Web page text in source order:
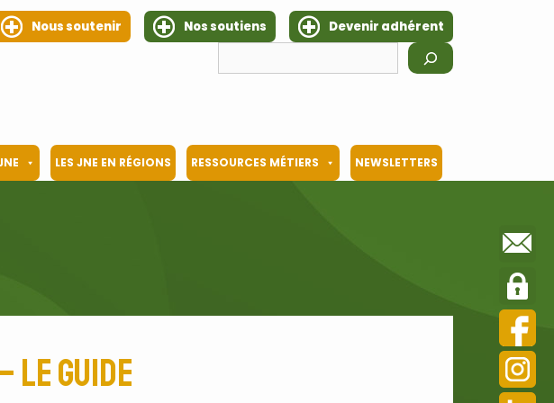
Nous soutenir Nos soutiens
Devenir adhérent
LES JNE EN RÉGIONS RESSOURCES MÉTIERS NEWSLETTERS
le guide